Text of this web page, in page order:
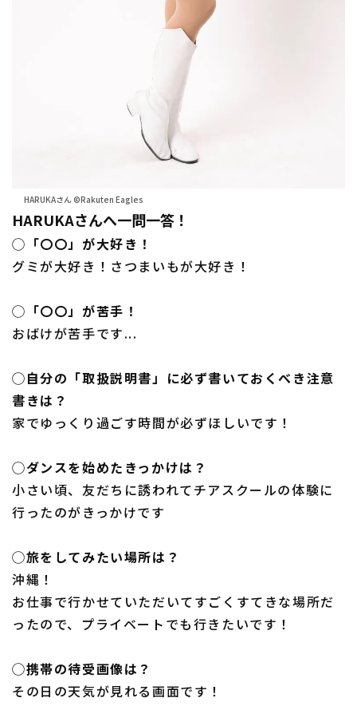
HARUKAさん ©Rakuten Eagles
HARUKAさんへ一問一答！
◯「〇〇」が大好き！
グミが大好き！さつまいもが大好き！
◯「〇〇」が苦手！
おばけが苦手です...
◯自分の「取扱説明書」に必ず書いておくべき注意
書きは？
家でゆっくり過ごす時間が必ずほしいです！
◯ダンスを始めたきっかけは？
小さい頃、友だちに誘われてチアスクールの体験に
行ったのがきっかけです
◯旅をしてみたい場所は？
沖縄！
お仕事で行かせていただいてすごくすてきな場所だ
ったので、プライベートでも行きたいです！
◯携帯の待受画像は？
その日の天気が見れる画面です！